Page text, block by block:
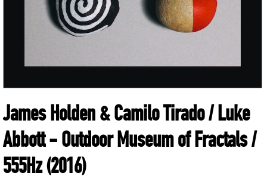
James Holden & Camilo Tirado / Luke
Abbott- Outdoor Museum of Fractals /
555Hz(2016)